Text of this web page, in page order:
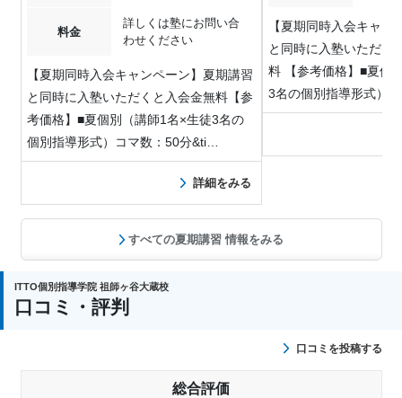
料金
詳しくは塾にお問い合
わせください
【夏期同時入会キャンペーン】夏期講習
と同時に入塾いただくと入会金無料【参
考価格】■夏個別（講師1名×生徒3名の
個別指導形式）コマ数：50分&ti…
詳細をみる
【夏期同時入会キャン
と同時に入塾いただく
料 【参考価格】■夏個
3名の個別指導形式）
すべての夏期講習 情報をみる
ITTO個別指導学院 祖師ヶ谷大蔵校
口コミ・評判
口コミを投稿する
総合評価